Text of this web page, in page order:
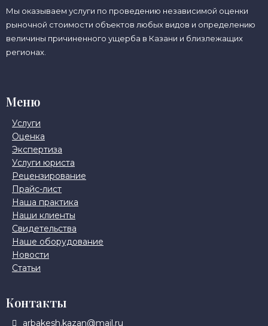
Мы оказываем услуги по проведению независимой оценки
рыночной стоимости объектов любых видов и определению
величины причиненного ущерба в Казани и близлежащих
регионах.
Меню
Услуги
Оценка
Экспертиза
Услуги юриста
Рецензирование
Прайс-лист
Наша практика
Наши клиенты
Свидетельства
Наше оборудование
Новости
Статьи
Контакты
arbakesh.kazan@mail.ru